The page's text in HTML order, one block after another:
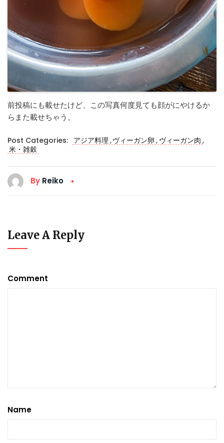
前投稿にも載せたけど、この写真何度見ても顔がにやけるか
らまた載せちゃう。
Post Categories: アジア料理,ヴィーガン卵 , ヴィーガン肉 ,
米・雑穀
By Reiko
Leave A Reply
Comment
Name